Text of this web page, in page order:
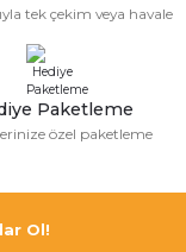
tek çekim veya havale
Paketleme
özel paketleme
Ol!